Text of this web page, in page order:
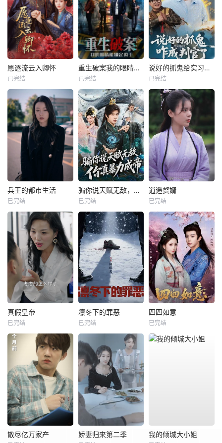
愿逐流云入卿怀
已完结
重生破案我的眼睛能锁定凶手
已完结
说好的抓鬼给实习证明，咋成判官了
已完结
兵王的都市生活
已完结
骗你说天赋无敌，你真暴力成帝
已完结
逍遥赘婿
已完结
真假皇帝
已完结
凛冬下的罪恶
已完结
四四如意
已完结
散尽亿万家产 娇妻归来第二季 我的倾城大小姐